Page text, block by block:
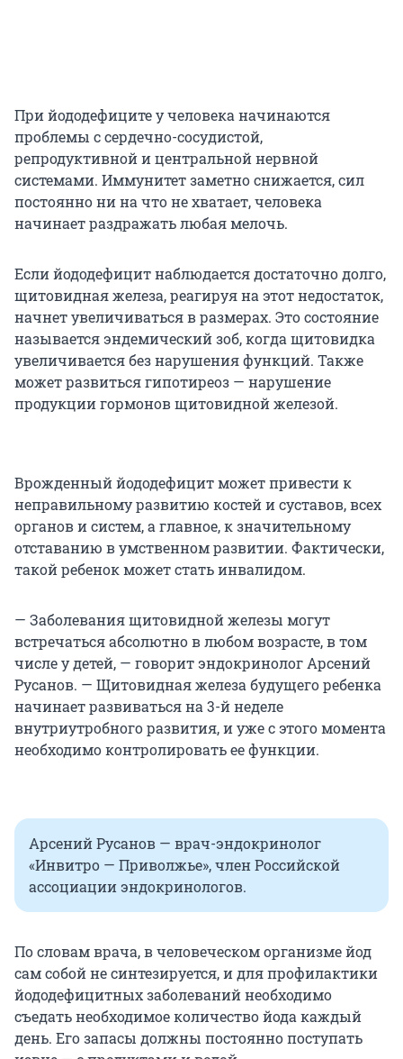
При йододефиците у человека начинаются
проблемы с сердечно-сосудистой,
репродуктивной и центральной нервной
системами. Иммунитет заметно снижается, сил
постоянно ни на что не хватает, человека
начинает раздражать любая мелочь.
Если йододефицит наблюдается достаточно долго,
щитовидная железа, реагируя на этот недостаток,
начнет увеличиваться в размерах. Это состояние
называется эндемический зоб, когда щитовидка
увеличивается без нарушения функций. Также
может развиться гипотиреоз — нарушение
продукции гормонов щитовидной железой.
Врожденный йододефицит может привести к
неправильному развитию костей и суставов, всех
органов и систем, а главное, к значительному
отставанию в умственном развитии. Фактически,
такой ребенок может стать инвалидом.
— Заболевания щитовидной железы могут
встречаться абсолютно в любом возрасте, в том
числе у детей, — говорит эндокринолог Арсений
Русанов. — Щитовидная железа будущего ребенка
начинает развиваться на 3-й неделе
внутриутробного развития, и уже с этого момента
необходимо контролировать ее функции.
Арсений Русанов — врач-эндокринолог
«Инвитро — Приволжье», член Российской
ассоциации эндокринологов.
По словам врача, в человеческом организме йод
сам собой не синтезируется, и для профилактики
йододефицитных заболеваний необходимо
съедать необходимое количество йода каждый
день. Его запасы должны постоянно поступать